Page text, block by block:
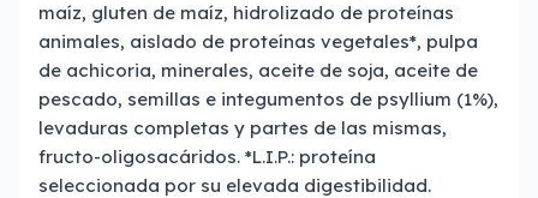
maíz, gluten de maíz, hidrolizado de proteínas
animales, aislado de proteínas vegetales*, pulpa
de achicoria, minerales, aceite de soja, aceite de
pescado, semillas e integumentos de psyllium (1%),
levaduras completas y partes de las mismas,
fructo-oligosacáridos. *L.I.P.: proteína
seleccionada por su elevada digestibilidad.